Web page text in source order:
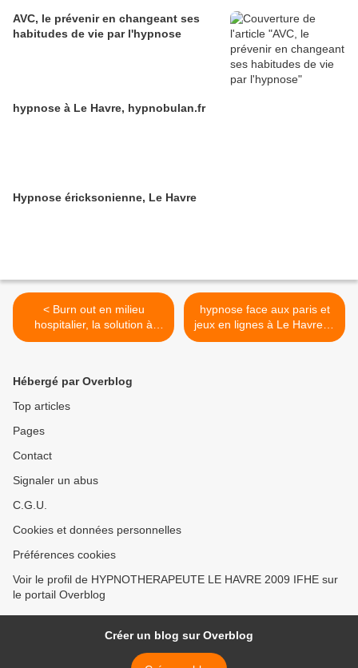
AVC, le prévenir en changeant ses
habitudes de vie par l'hypnose
hypnose à Le Havre, hypnobulan.fr
Hypnose éricksonienne, Le Havre
< Burn out en milieu
hospitalier, la solution à
Paris et Le Havre
hypnose face aux paris et
jeux en lignes à Le Havre et
PARIS >
Hébergé par Overblog
Top articles
Pages
Contact
Signaler un abus
C.G.U.
Cookies et données personnelles
Préférences cookies
Voir le profil de HYPNOTHERAPEUTE LE HAVRE 2009 IFHE sur
le portail Overblog
Créer un blog sur Overblog